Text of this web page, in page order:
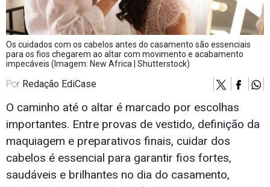
Os cuidados com os cabelos antes do casamento são essenciais
para os fios chegarem ao altar com movimento e acabamento
impecáveis (Imagem: New Africa | Shutterstock)
Por Redação EdiCase
O caminho até o altar é marcado por escolhas
importantes. Entre provas de vestido, definição da
maquiagem e preparativos finais, cuidar dos
cabelos é essencial para garantir fios fortes,
saudáveis e brilhantes no dia do casamento,